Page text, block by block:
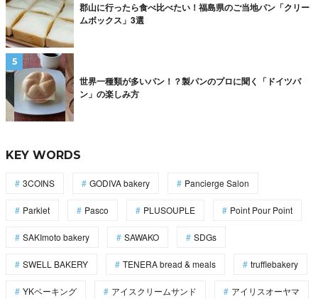
郡山に行ったら食べ比べたい！福島県のご当地パン「クリー
ムボックス」3選
世界一種類が多いパン！？製パンのプロに聞く「ドイツパ
ン」の楽しみ方
KEY WORDS
3COINS GODIVA bakery Pancierge Salon
Parklet Pasco PLUSOUPLE Point Pour Point
SAKImoto bakery SAWAKO SDGs
SWELL BAKERY TENERA bread & meals trufflebakery
YKベーキング アイスクリームサンド アイリスオーヤマ